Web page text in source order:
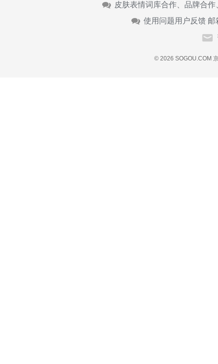
皮肤表情词库合作、品牌合
使用问题用户反馈 邮
© 2026 SOGOU.COM